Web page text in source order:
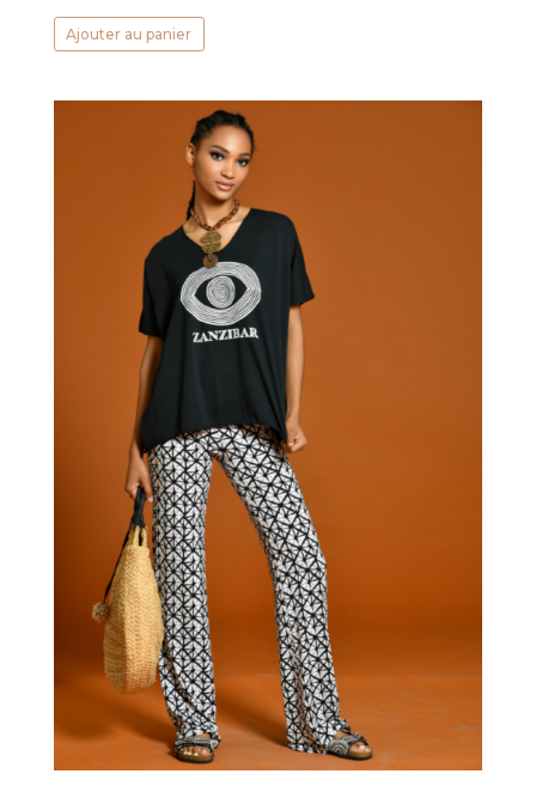
Ajouter au panier